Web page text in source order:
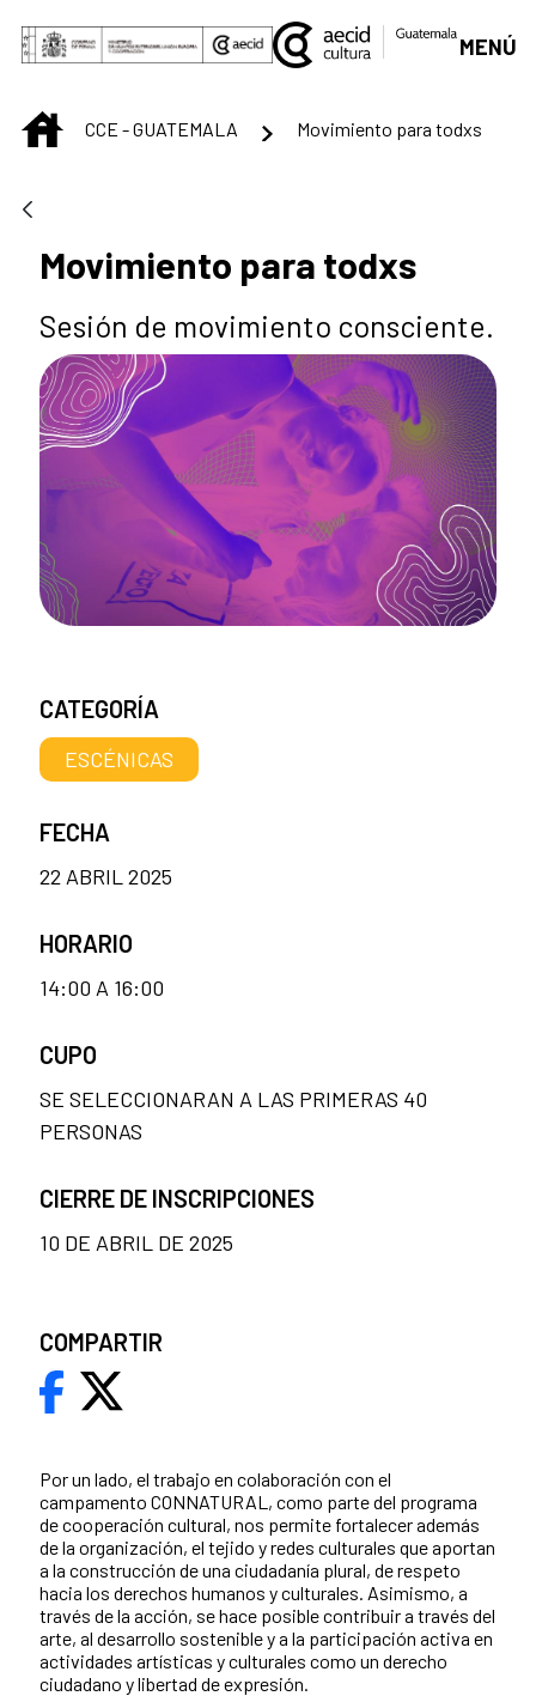
Saltar al contenido principal
MENÚ
INICIOCCE - GUATEMALA Movimiento para todxs
Movimiento para todxs
Sesión de movimiento consciente.
Por un lado, el trabajo en colaboración con el
campamento CONNATURAL, como parte del programa
de cooperación cultural, nos permite fortalecer además
de la organización, el tejido y redes culturales que aportan
a la construcción de una ciudadanía plural, de respeto
hacia los derechos humanos y culturales. Asimismo, a
través de la acción, se hace posible contribuir a través del
arte, al desarrollo sostenible y a la participación activa en
actividades artísticas y culturales como un derecho
ciudadano y libertad de expresión.
CATEGORÍA
ESCÉNICAS
FECHA
22 ABRIL 2025
HORARIO
14:00 A 16:00
CUPO
SE SELECCIONARAN A LAS PRIMERAS 40
PERSONAS
CIERRE DE INSCRIPCIONES
10 DE ABRIL DE 2025
COMPARTIR